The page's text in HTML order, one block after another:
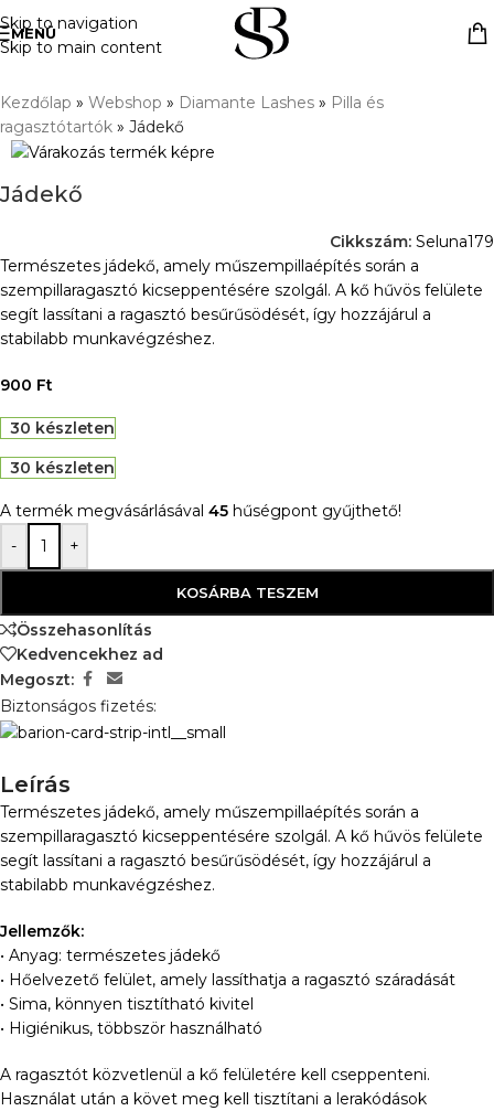
Skip to navigation
Skip to main content
MENÜ
Kezdőlap » Webshop » Diamante Lashes » Pilla és
ragasztótartók » Jádekő
Jádekő
Cikkszám: Seluna179
Természetes jádekő, amely műszempillaépítés során a
szempillaragasztó kicseppentésére szolgál. A kő hűvös felülete
segít lassítani a ragasztó besűrűsödését, így hozzájárul a
stabilabb munkavégzéshez.
900 Ft
30 készleten
30 készleten
A termék megvásárlásával 45 hűségpont gyűjthető!
-
+
KOSÁRBA TESZEM
Összehasonlítás
Kedvencekhez ad
Megoszt:
Biztonságos fizetés:
Leírás
Természetes jádekő, amely műszempillaépítés során a
szempillaragasztó kicseppentésére szolgál. A kő hűvös felülete
segít lassítani a ragasztó besűrűsödését, így hozzájárul a
stabilabb munkavégzéshez.
Jellemzők:
• Anyag: természetes jádekő
• Hőelvezető felület, amely lassíthatja a ragasztó száradását
• Sima, könnyen tisztítható kivitel
• Higiénikus, többször használható
A ragasztót közvetlenül a kő felületére kell cseppenteni.
Használat után a követ meg kell tisztítani a lerakódások